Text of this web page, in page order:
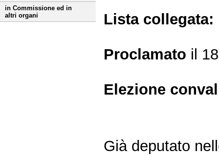
in Commissione ed in
altri organi
Lista collegata:
Proclamato il
Elezione
Già deputato